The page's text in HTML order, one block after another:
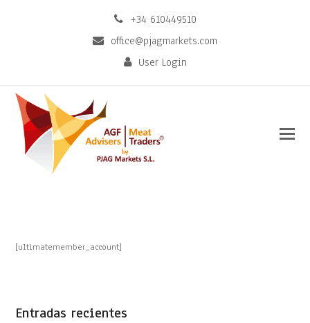
+34 610449510
office@pjagmarkets.com
User Login
[ultimatemember_account]
Entradas recientes